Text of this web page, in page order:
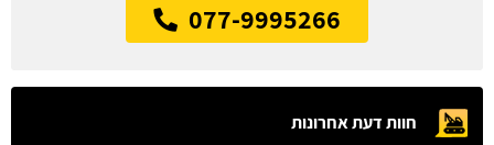
077-9995266
חוות דעת אחרונות